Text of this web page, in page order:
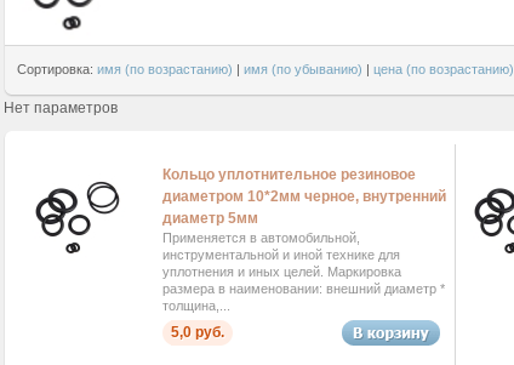
Сортировка: имя (по возрастанию) | имя (по убыванию) | цена (по возрастанию)
Нет параметров
Кольцо уплотнительное резиновое
диаметром 10*2мм черное, внутренний
диаметр 5мм
Применяется в автомобильной,
инструментальной и иной технике для
уплотнения и иных целей. Маркировка
размера в наименовании: внешний диаметр *
толщина,...
5,0 руб.